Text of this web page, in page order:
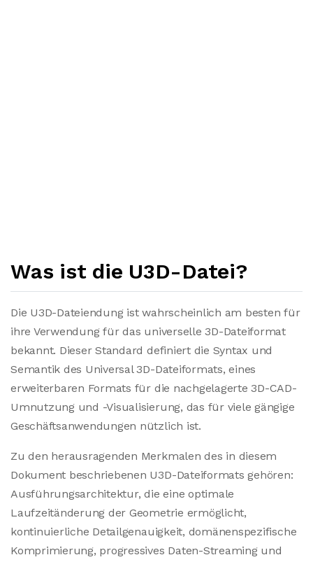
Was ist die U3D-Datei?
Die U3D-Dateiendung ist wahrscheinlich am besten für
ihre Verwendung für das universelle 3D-Dateiformat
bekannt. Dieser Standard definiert die Syntax und
Semantik des Universal 3D-Dateiformats, eines
erweiterbaren Formats für die nachgelagerte 3D-CAD-
Umnutzung und -Visualisierung, das für viele gängige
Geschäftsanwendungen nützlich ist.
Zu den herausragenden Merkmalen des in diesem
Dokument beschriebenen U3D-Dateiformats gehören:
Ausführungsarchitektur, die eine optimale
Laufzeitänderung der Geometrie ermöglicht,
kontinuierliche Detailgenauigkeit, domänenspezifische
Komprimierung, progressives Daten-Streaming und